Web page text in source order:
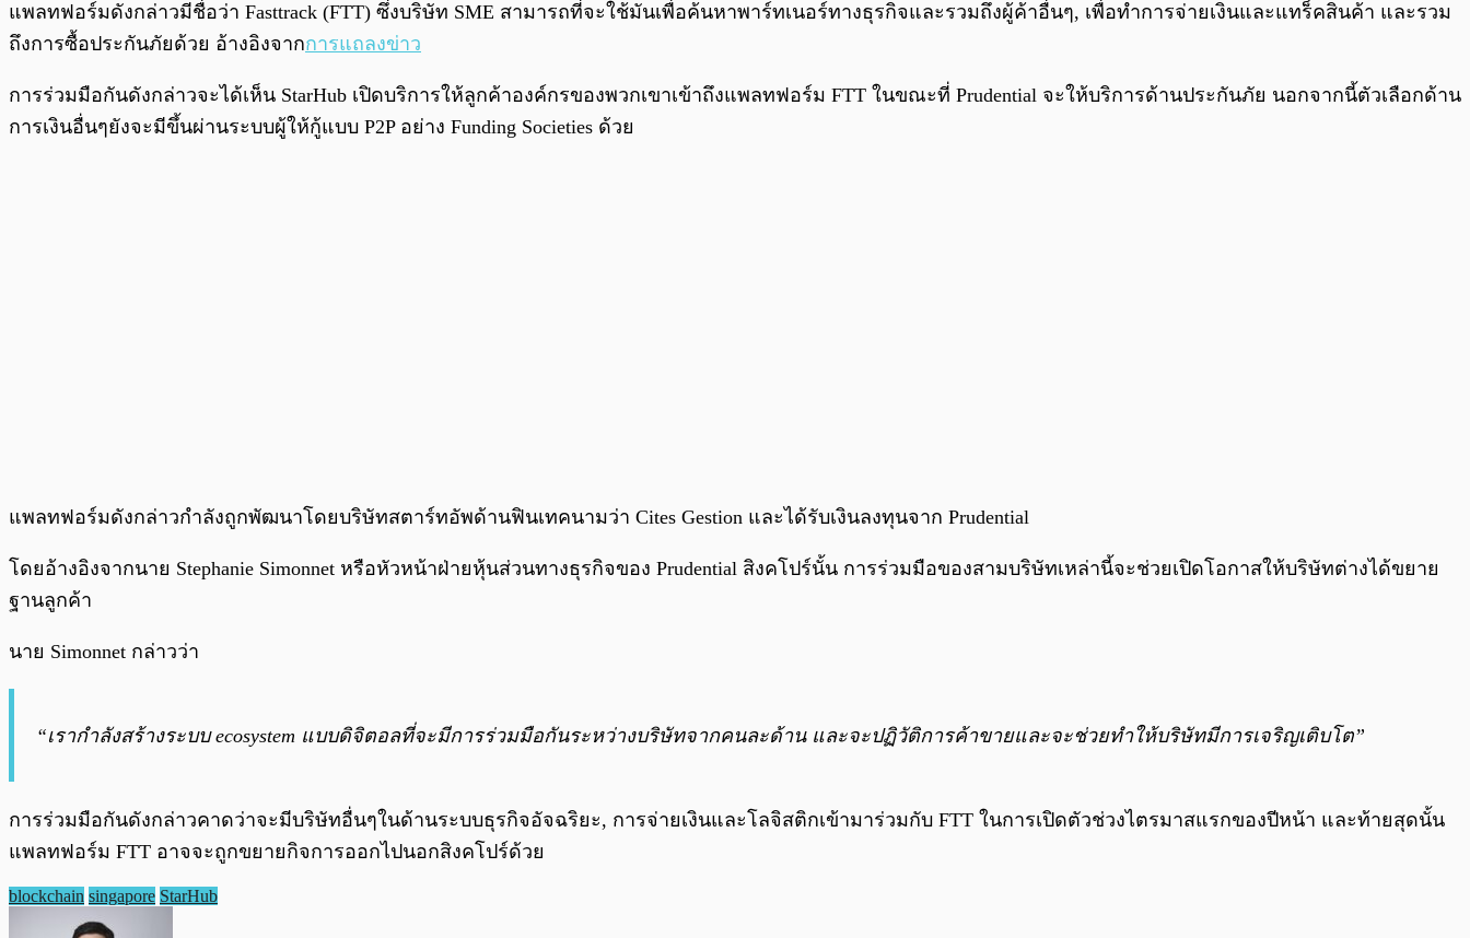
แพลทฟอร์มดังกล่าวมีชื่อว่า Fasttrack (FTT) ซึ่งบริษัท SME สามารถที่จะใช้มันเพื่อค้นหาพาร์ทเนอร์ทางธุรกิจและรวมถึงผู้ค้าอื่นๆ, เพื่อทำการจ่ายเงินและแทร็คสินค้า และรวม
ถึงการซื้อประกันภัยด้วย อ้างอิงจากการแถลงข่าว
การร่วมมือกันดังกล่าวจะได้เห็น StarHub เปิดบริการให้ลูกค้าองค์กรของพวกเขาเข้าถึงแพลทฟอร์ม FTT ในขณะที่ Prudential จะให้บริการด้านประกันภัย นอกจากนี้ตัวเลือกด้าน
การเงินอื่นๆยังจะมีขึ้นผ่านระบบผู้ให้กู้แบบ P2P อย่าง Funding Societies ด้วย
แพลทฟอร์มดังกล่าวกำลังถูกพัฒนาโดยบริษัทสตาร์ทอัพด้านฟินเทคนามว่า Cites Gestion และได้รับเงินลงทุนจาก Prudential
โดยอ้างอิงจากนาย Stephanie Simonnet หรือหัวหน้าฝ่ายหุ้นส่วนทางธุรกิจของ Prudential สิงคโปร์นั้น การร่วมมือของสามบริษัทเหล่านี้จะช่วยเปิดโอกาสให้บริษัทต่างได้ขยาย
ฐานลูกค้า
นาย Simonnet กล่าวว่า
“เรากำลังสร้างระบบ ecosystem แบบดิจิตอลที่จะมีการร่วมมือกันระหว่างบริษัทจากคนละด้าน และจะปฏิวัติการค้าขายและจะช่วยทำให้บริษัทมีการเจริญเติบโต”
การร่วมมือกันดังกล่าวคาดว่าจะมีบริษัทอื่นๆในด้านระบบธุรกิจอัจฉริยะ, การจ่ายเงินและโลจิสติกเข้ามาร่วมกับ FTT ในการเปิดตัวช่วงไตรมาสแรกของปีหน้า และท้ายสุดนั้น
แพลทฟอร์ม FTT อาจจะถูกขยายกิจการออกไปนอกสิงคโปร์ด้วย
blockchain singapore StarHub